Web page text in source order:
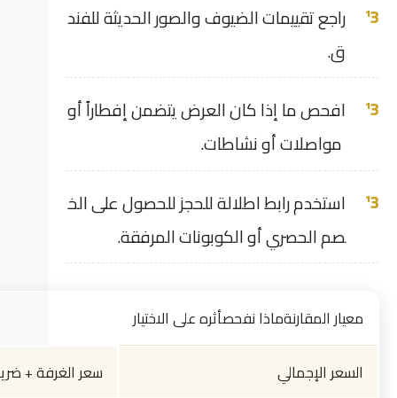
راجع تقييمات الضيوف والصور الحديثة للفند
ق.
افحص ما إذا كان العرض يتضمن إفطاراً أو
مواصلات أو نشاطات.
استخدم رابط اطلالة للحجز للحصول على الخ
صم الحصري أو الكوبونات المرفقة.
معيار المقارنةماذا نفحصأثره على الاختيار
السعر الإجمالي سعر الغرفة +